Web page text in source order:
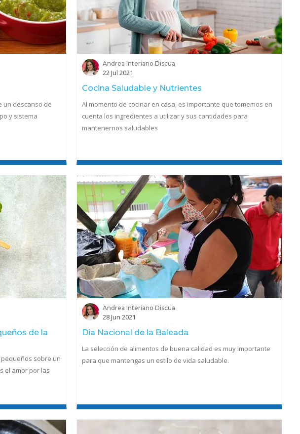
un descanso de
y sistema
Andrea Interiano Discua
22 Jul 2021
Cocina Saludable y Nutrientes
Al momento de cocinar en casa, es importante que tomemos en
cuenta los ingredientes a utilizar y sus cantidades para
mantenernos saludables
de la
sobre un
el amor por las
Andrea Interiano Discua
28 Jun 2021
Dia Nacional de la Baleada
La selección de alimentos de buena calidad es muy importante
para que mantengas un estilo de vida saludable.